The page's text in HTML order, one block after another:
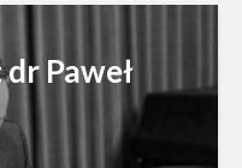
Paweł